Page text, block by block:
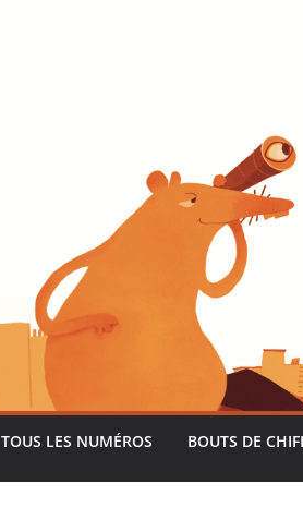
TOUS LES NUMÉROS BOUTS DE